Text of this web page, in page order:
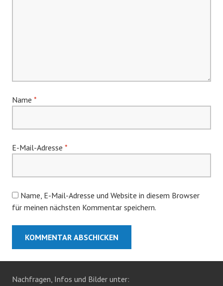
Name *
E-Mail-Adresse *
Name, E-Mail-Adresse und Website in diesem Browser
für meinen nächsten Kommentar speichern.
Nachfragen, Infos und Bilder unter: